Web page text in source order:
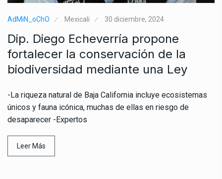
AdMiN_oChO Mexicali 30 diciembre, 2024
Dip. Diego Echeverría propone
fortalecer la conservación de la
biodiversidad mediante una Ley
-La riqueza natural de Baja California incluye ecosistemas
únicos y fauna icónica, muchas de ellas en riesgo de
desaparecer -Expertos
Leer Más